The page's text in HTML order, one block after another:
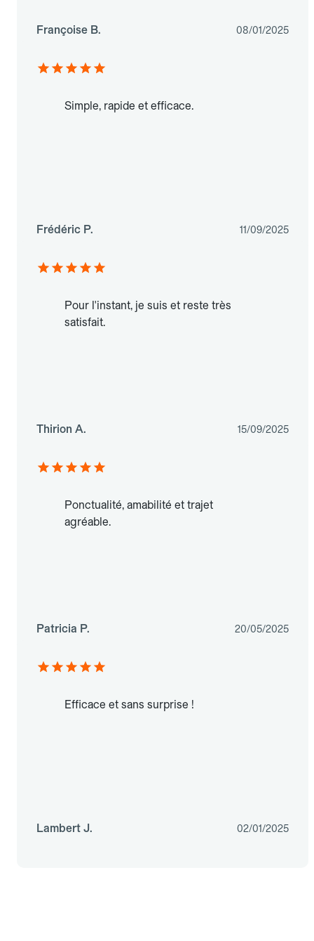
Françoise B. 08/01/2025
Simple, rapide et efficace.
Frédéric P. 11/09/2025
Pour l'instant, je suis et reste très
satisfait.
Thirion A. 15/09/2025
Ponctualité, amabilité et trajet
agréable.
Patricia P. 20/05/2025
Efficace et sans surprise !
Lambert J. 02/01/2025